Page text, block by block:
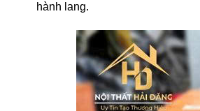
hành lang.